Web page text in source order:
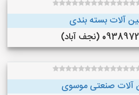
آلات بسته بندی
(نجف‌ آباد)
آلات صنعتی موسوی